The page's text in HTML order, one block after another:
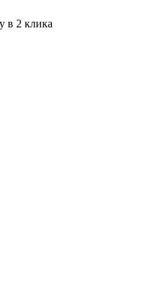
в 2 клика